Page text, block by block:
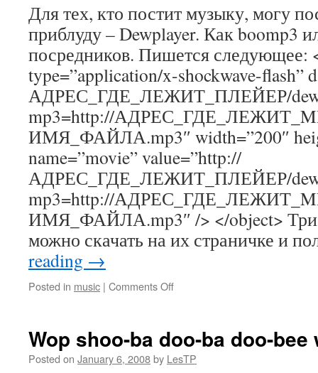
Для тех, кто постит музыку, могу
приблуду – Dewplayer. Как boomp3
посредников. Пишется следующее:
type=”application/x-shockwave-flash”
АДРЕС_ГДЕ_ЛЕЖИТ_ПЛЕЙЕР/
mp3=http://
ИМЯ_ФАЙЛА.mp3″ width=”200″
name=”movie” value=”http://
АДРЕС_ГДЕ_ЛЕЖИТ_ПЛЕЙЕР/
mp3=http://
ИМЯ_ФАЙЛА.mp3″ /> </object> Три
можно скачать на их страничке и
reading →
Posted in music | Comments Offon
Wop shoo-ba doo-ba doo-bee
Posted on January 6, 2008by LesTP